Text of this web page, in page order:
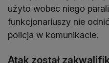
użyto wobec niego
funkcjonariuszy nie
policja w komunikacie.
Atak został